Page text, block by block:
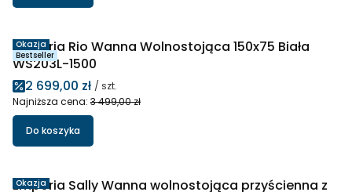
Okazja
Bestseller
Emporia Rio Wanna Wolnostojąca 150x75 Biała
WS203L-1500
Cena promocyjna
2 699,00 zł / szt.
Najniższa cena: 3 499,00 zł
Do koszyka
Okazja
Emporia Sally Wanna wolnostojąca przyścienna z